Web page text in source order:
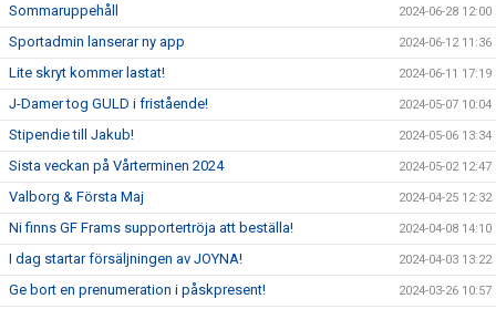
Sommaruppehåll 2024-06-28 12:00
Sportadmin lanserar ny app 2024-06-12 11:36
Lite skryt kommer lastat! 2024-06-11 17:19
J-Damer tog GULD i fristående! 2024-05-07 10:04
Stipendie till Jakub! 2024-05-06 13:34
Sista veckan på Vårterminen 2024 2024-05-02 12:47
Valborg & Första Maj 2024-04-25 12:32
Ni finns GF Frams supportertröja att beställa! 2024-04-08 14:10
I dag startar försäljningen av JOYNA! 2024-04-03 13:22
Ge bort en prenumeration i påskpresent! 2024-03-26 10:57